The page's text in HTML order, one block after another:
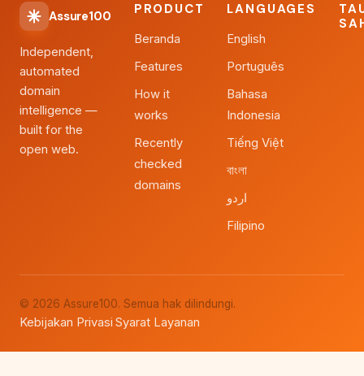
Assure100
Independent,
automated
domain
intelligence —
built for the
open web.
PRODUCT
Beranda
Features
How it
works
Recently
checked
domains
LANGUAGES
English
Português
Bahasa
Indonesia
Tiếng Việt
বাংলা
اردو
Filipino
© 2026 Assure100. Semua hak dilindungi.
Kebijakan Privasi·Syarat Layanan